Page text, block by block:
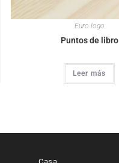
Euro logo
Puntos de libro
Leer más